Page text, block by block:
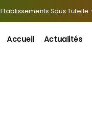
Etablissements Sous Tutelle
Accueil Actualités